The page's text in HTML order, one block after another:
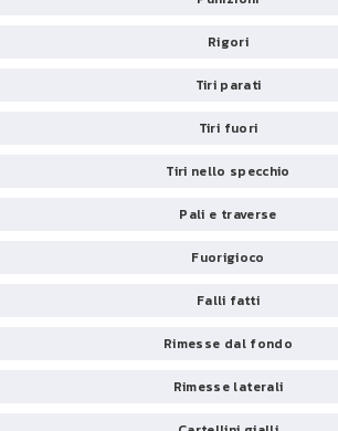
Rigori
Tiri parati
Tiri fuori
Tiri nello specchio
Pali e traverse
Fuorigioco
Falli fatti
Rimesse dal fondo
Rimesse laterali